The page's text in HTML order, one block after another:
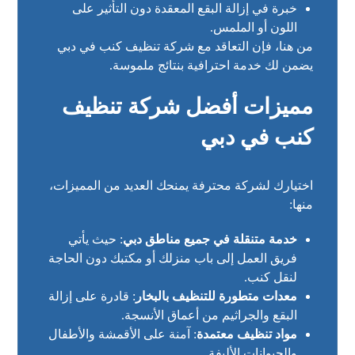
خبرة في إزالة البقع المعقدة دون التأثير على
اللون أو الملمس.
من هنا، فإن التعاقد مع شركة تنظيف كنب في دبي
يضمن لك خدمة احترافية بنتائج ملموسة.
مميزات أفضل شركة تنظيف
كنب في دبي
اختيارك لشركة محترفة يمنحك العديد من المميزات،
منها:
خدمة متنقلة في جميع مناطق دبي: حيث يأتي
فريق العمل إلى باب منزلك أو مكتبك دون الحاجة
لنقل كنب.
معدات متطورة للتنظيف بالبخار : قادرة على إزالة
البقع والجراثيم من أعماق الأنسجة.
مواد تنظيف معتمدة: آمنة على الأقمشة والأطفال